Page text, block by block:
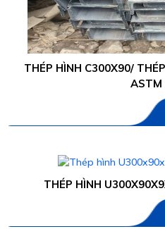
THÉP HÌNH C300X90/
ASTM
THÉP HÌNH